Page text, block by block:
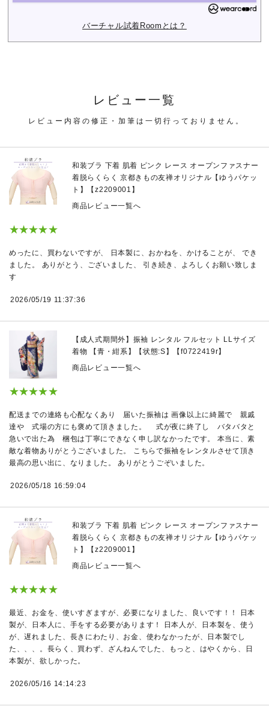
バーチャル試着Roomとは？
レビュー一覧
レビュー内容の修正・加筆は一切行っておりません。
和装ブラ 下着 肌着 ピンク レース オープンファスナー
着脱らくらく 京都きもの友禅オリジナル【ゆうパケッ
ト】【z2209001】
商品レビュー一覧へ
★★★★★
めったに、買わないですが、 日本製に、おかねを、かけることが、 でき
ました。 ありがとう、ございました、 引き続き、よろしくお願い致しま
す
2026/05/19 11:37:36
【成人式期間外】振袖 レンタル フルセット LLサイズ
着物 【青・紺系】【状態:S】【f0722419r】
商品レビュー一覧へ
★★★★★
配送までの連絡も心配なくあり 届いた振袖は 画像以上に綺麗で 親戚
達や 式場の方にも褒めて頂きました。 式が夜に終了し バタバタと
急いで出た為 梱包は丁寧にできなく申し訳なかったです。 本当に、素
敵な着物ありがとうございました。 こちらで振袖をレンタルさせて頂き
最高の思い出に、なりました。 ありがとうごぞいました。
2026/05/18 16:59:04
和装ブラ 下着 肌着 ピンク レース オープンファスナー
着脱らくらく 京都きもの友禅オリジナル【ゆうパケッ
ト】【z2209001】
商品レビュー一覧へ
★★★★★
最近、お金を、使いすぎますが、必要になりました、良いです！！ 日本
製が、日本人に、手をする必要があります！ 日本人が、日本製を、使う
が、遅れました、長きにわたり、お金、使わなかったが、日本製でし
た、、、。長らく、買わず、ざんねんでした、もっと、はやくから、日
本製が、欲しかった。
2026/05/16 14:14:23